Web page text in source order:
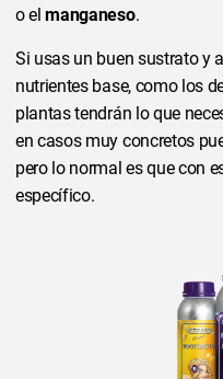
o elmanganeso.
Si usas un buen sustrato y
nutrientes base, como los
plantas tendrán lo que
en casos muy concretos
pero lo normal es que con
específico.